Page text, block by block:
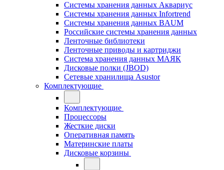
Системы хранения данных Аквариус
Системы хранения данных Infortrend
Системы хранения данных BAUM
Российские системы хранения данных
Ленточные библиотеки
Ленточные приводы и картриджи
Система хранения данных МАЯК
Дисковые полки (JBOD)
Сетевые хранилища Asustor
Комплектующие
Комплектующие
Процессоры
Жесткие диски
Оперативная память
Материнские платы
Дисковые корзины